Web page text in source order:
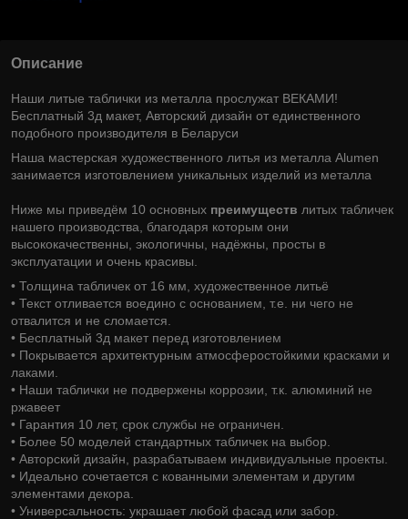
Описание
Наши литые таблички из металла прослужат ВЕКАМИ!
Бесплатный 3д макет, Авторский дизайн от единственного
подобного производителя в Беларуси
Наша мастерская художественного литья из металла Alumen
занимается изготовлением уникальных изделий из металла
Ниже мы приведём 10 основных преимуществ литых табличек
нашего производства, благодаря которым они
высококачественны, экологичны, надёжны, просты в
эксплуатации и очень красивы.
• Толщина табличек от 16 мм, художественное литьё
• Текст отливается воедино с основанием, т.е. ни чего не
отвалится и не сломается.
• Бесплатный 3д макет перед изготовлением
• Покрывается архитектурным атмосферостойкими красками и
лаками.
• Наши таблички не подвержены коррозии, т.к. алюминий не
ржавеет
• Гарантия 10 лет, срок службы не ограничен.
• Более 50 моделей стандартных табличек на выбор.
• Авторский дизайн, разрабатываем индивидуальные проекты.
• Идеально сочетается с кованными элементам и другим
элементами декора.
• Универсальность: украшает любой фасад или забор.